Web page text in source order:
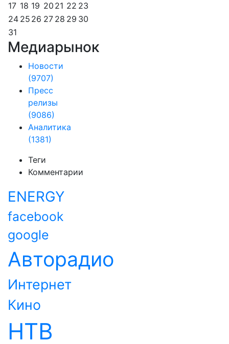
17 18 19 20 21 22 23
24 25 26 27 28 29 30
31
Медиарынок
Новости
(9707)
Пресс
релизы
(9086)
Аналитика
(1381)
Теги
Комментарии
ENERGY
facebook
google
Авторадио
Интернет
Кино
НТВ